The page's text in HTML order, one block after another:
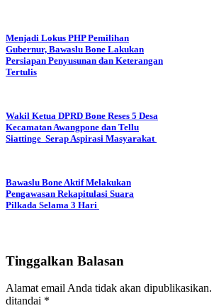
Menjadi Lokus PHP Pemilihan
Gubernur, Bawaslu Bone Lakukan
Persiapan Penyusunan dan Keterangan
Tertulis
Wakil Ketua DPRD Bone Reses 5 Desa
Kecamatan Awangpone dan Tellu
Siattinge Serap Aspirasi Masyarakat
Bawaslu Bone Aktif Melakukan
Pengawasan Rekapitulasi Suara
Pilkada Selama 3 Hari
Tinggalkan Balasan
Alamat email Anda tidak akan dipublikasikan.
ditandai *